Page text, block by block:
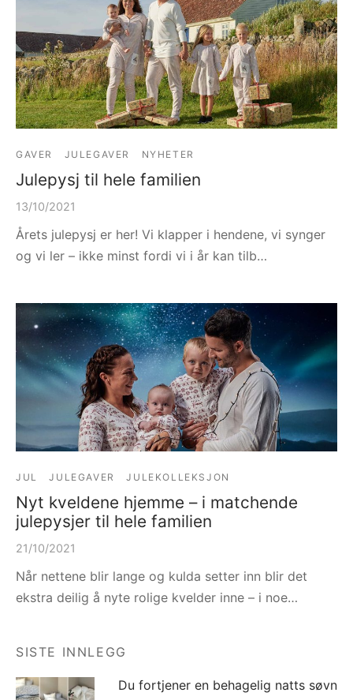
GAVER JULEGAVER NYHETER
Julepysj til hele familien
13/10/2021
Årets julepysj er her! Vi klapper i hendene, vi synger
og vi ler – ikke minst fordi vi i år kan tilb…
JUL JULEGAVER JULEKOLLEKSJON
Nyt kveldene hjemme – i matchende
julepysjer til hele familien
21/10/2021
Når nettene blir lange og kulda setter inn blir det
ekstra deilig å nyte rolige kvelder inne – i noe…
SISTE INNLEGG
Du fortjener en behagelig natts søvn